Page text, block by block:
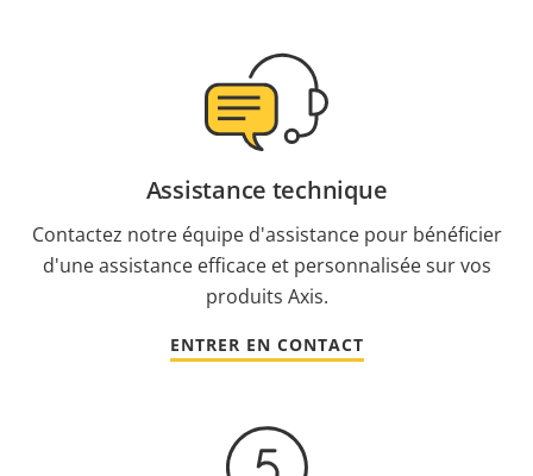
Assistance technique
Contactez notre équipe d'assistance pour bénéficier
d'une assistance efficace et personnalisée sur vos
produits Axis.
ENTRER EN CONTACT